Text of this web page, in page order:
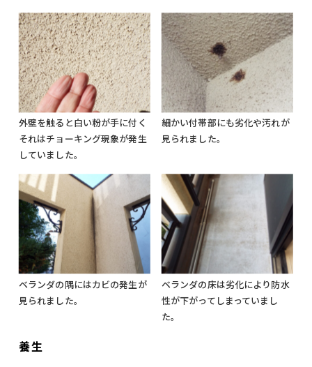
外壁を触ると白い粉が手に付く
それはチョーキング現象が発生
していました。
細かい付帯部にも劣化や汚れが
見られました。
ベランダの隅にはカビの発生が
見られました。
ベランダの床は劣化により防水
性が下がってしまっていまし
た。
養生